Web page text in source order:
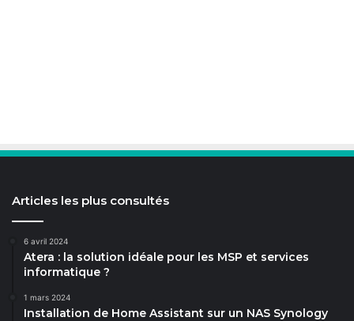
Articles les plus consultés
6 avril 2024
Atera : la solution idéale pour les MSP et services
informatique ?
1 mars 2024
Installation de Home Assistant sur un NAS Synology